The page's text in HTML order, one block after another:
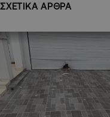
ΣΧΕΤΙΚΑ ΑΡΘΡΑ